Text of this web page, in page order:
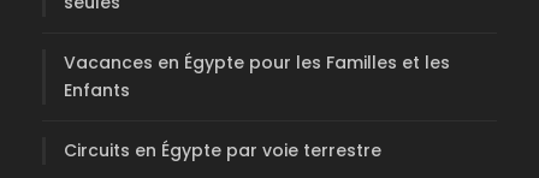
Vacances en Égypte pour les Familles et les
Enfants
Circuits en Égypte par voie terrestre